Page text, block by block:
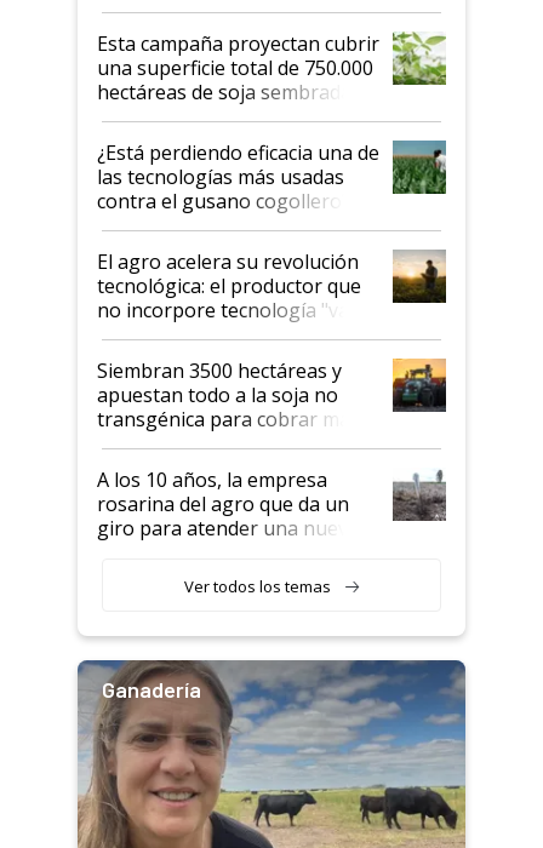
Esta campaña proyectan cubrir
una superficie total de 750.000
hectáreas de soja sembradas
con una nueva generación de
variedades que marcan un
salto tecnológico en genética y
rendimiento
¿Está perdiendo eficacia una de
las tecnologías más usadas
contra el gusano cogollero? El
desafío de una tecnología clave
El agro acelera su revolución
tecnológica: el productor que
no incorpore tecnología "va a
perder el tren"
Siembran 3500 hectáreas y
apuestan todo a la soja no
transgénica para cobrar más
por tonelada: compraron un
semillero
A los 10 años, la empresa
rosarina del agro que da un
giro para atender una nueva
Ver todos los temas
Ganadería